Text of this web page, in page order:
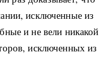
исключенные из
и не вели никакой
исключенных из